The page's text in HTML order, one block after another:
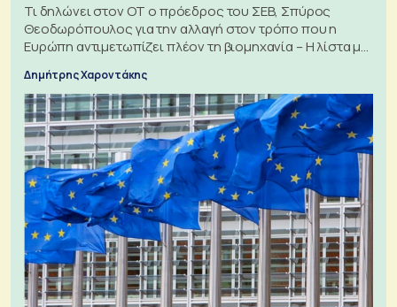
Τι δηλώνει στον ΟΤ ο πρόεδρος του ΣΕΒ, Σπύρος
Θεοδωρόπουλος για την αλλαγή στον τρόπο που η
Ευρώπη αντιμετωπίζει πλέον τη βιομηχανία – Η λίστα με
Δημήτρης Χαροντάκης